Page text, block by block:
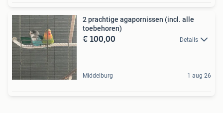
2 prachtige agapornissen (incl. alle
toebehoren)
€ 100,00 Details
Middelburg 1 aug 26